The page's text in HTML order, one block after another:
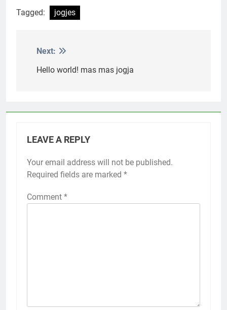
Tagged: jogjes
Post
navigation
Next:
Hello world! mas mas jogja
LEAVE A REPLY
Your email address will not be published.
Required fields are marked *
Comment *